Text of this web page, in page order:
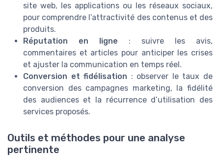
site web, les applications ou les réseaux sociaux,
pour comprendre l’attractivité des contenus et des
produits.
Réputation en ligne : suivre les avis,
commentaires et articles pour anticiper les crises
et ajuster la communication en temps réel.
Conversion et fidélisation : observer le taux de
conversion des campagnes marketing, la fidélité
des audiences et la récurrence d’utilisation des
services proposés.
Outils et méthodes pour une analyse
pertinente